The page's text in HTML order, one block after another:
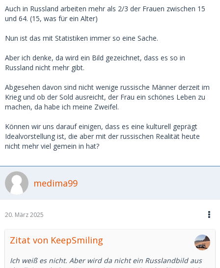
Auch in Russland arbeiten mehr als 2/3 der Frauen zwischen 15
und 64. (15, was für ein Alter)
Nun ist das mit Statistiken immer so eine Sache.
Aber ich denke, da wird ein Bild gezeichnet, dass es so in
Russland nicht mehr gibt.
Abgesehen davon sind nicht wenige russische Männer derzeit im
Krieg und ob der Sold ausreicht, der Frau ein schönes Leben zu
machen, da habe ich meine Zweifel.
Können wir uns darauf einigen, dass es eine kulturell geprägt
Idealvorstellung ist, die aber mit der russischen Realität heute
nicht mehr viel gemein in hat?
medima99
20. März 2025
Zitat von KeepSmiling
Ich weiß es nicht. Aber wird da nicht ein Russlandbild aus